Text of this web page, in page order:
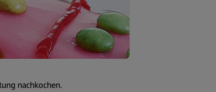
nachkochen.